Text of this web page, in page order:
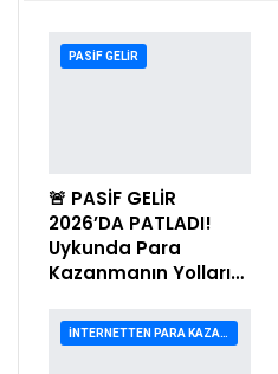
PASIF GELIR
🚨 PASİF GELİR
2026’DA PATLADI!
Uykunda Para
Kazanmanın Yolları…
İNTERNETTEN PARA KAZANMA